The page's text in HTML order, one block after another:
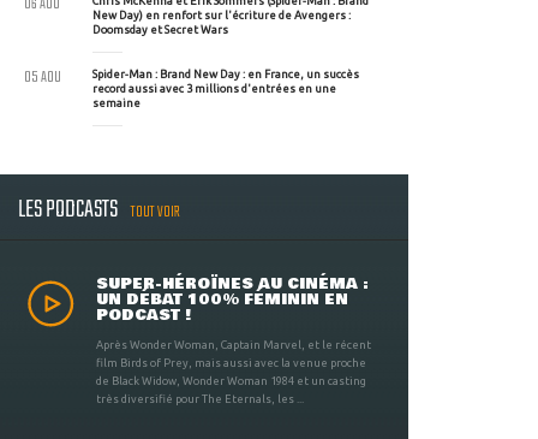
New Day) en renfort sur l'écriture de Avengers :
Doomsday et Secret Wars
Spider-Man : Brand New Day : en France, un succès
record aussi avec 3 millions d'entrées en une
semaine
05 AOU
LES PODCASTS TOUT VOIR
SUPER-HÉROÏNES AU CINÉMA :
UN DÉBAT 100% FÉMININ EN
PODCAST !
Après Wonder Woman, Captain Marvel, et le récent
film Birds of Prey, mais aussi avec la venue proche
de Black Widow, Wonder Woman 1984 et un casting
très diversifié pour The Eternals, les ...